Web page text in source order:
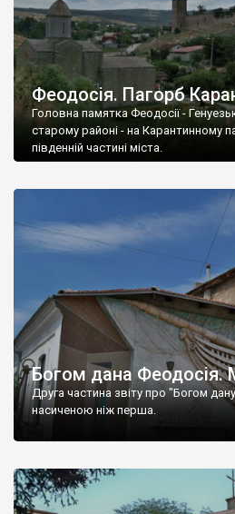
Феодосія. Пагорб
Головна памятка Феодосії -
старому районі - на Карантинному
південній частині міста.
Богом дана Феодосія.
Друга частина звіту про "Богом
насиченою ніж перша.